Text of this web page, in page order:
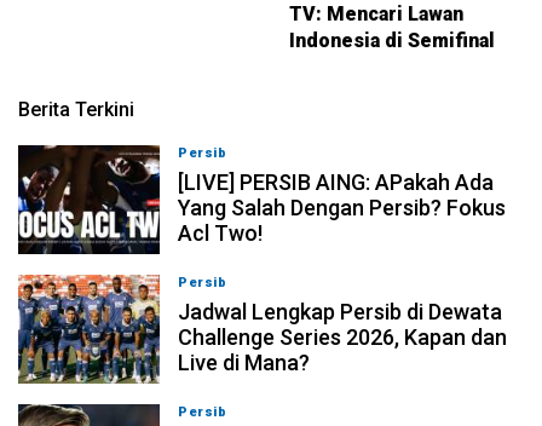
TV: Mencari Lawan
Indonesia di Semifinal
Berita Terkini
Persib
[LIVE] PERSIB AING: APakah Ada
Yang Salah Dengan Persib? Fokus
Acl Two!
Persib
Jadwal Lengkap Persib di Dewata
Challenge Series 2026, Kapan dan
Live di Mana?
Persib